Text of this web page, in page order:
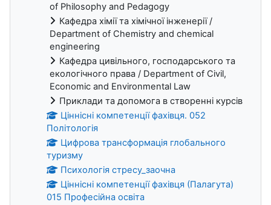
of Philosophy and Pedagogy
Кафедра хімії та хімічної інженерії /
Department of Chemistry and chemical
engineering
Кафедра цивільного, господарського та
екологічного права / Department of Civil,
Economic and Environmental Law
Приклади та допомога в створенні курсів
Ціннісні компетенції фахівця. 052
Політологія
Цифрова трансформація глобального
туризму
Психологія стресу_заочна
Ціннісні компетенції фахівця (Палагута)
015 Професійна освіта